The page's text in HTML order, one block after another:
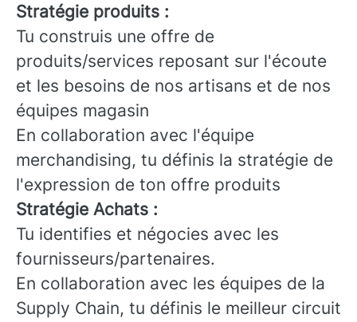
Stratégie produits :
Tu construis une offre de
produits/services reposant sur l'écoute
et les besoins de nos artisans et de nos
équipes magasin
En collaboration avec l'équipe
merchandising, tu définis la stratégie de
l'expression de ton offre produits
Stratégie Achats :
Tu identifies et négocies avec les
fournisseurs/partenaires.
En collaboration avec les équipes de la
Supply Chain, tu définis le meilleur circuit